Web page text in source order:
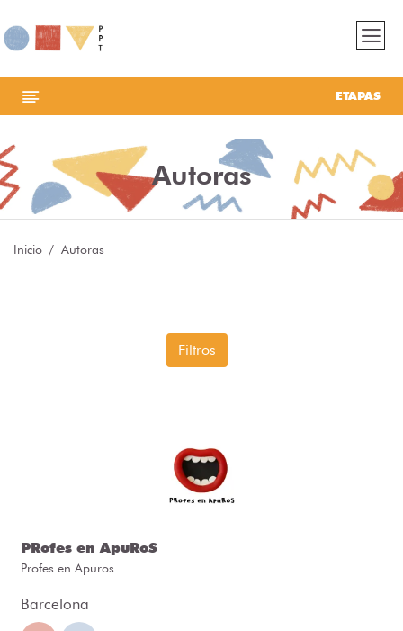
ETAPAS
Autoras
Inicio Autoras
Filtros
PRofes en ApuRoS
Profes en Apuros
Barcelona